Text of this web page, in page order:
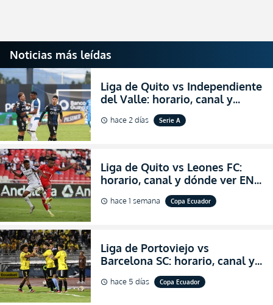
Noticias más leídas
Liga de Quito vs Independiente
del Valle: horario, canal y
dónde ver EN VIVO el
partidazo por la fecha 24 de la
schedule hace 2 días Serie A
Liga de Quito vs Leones FC:
horario, canal y dónde ver EN
VIVO los octavos de final de la
Copa Ecuador 2026
schedule hace 1 semana Copa Ecuador
Liga de Portoviejo vs
Barcelona SC: horario, canal y
dónde ver EN VIVO los octavos
de final de la Copa Ecuador
schedule hace 5 días Copa Ecuador